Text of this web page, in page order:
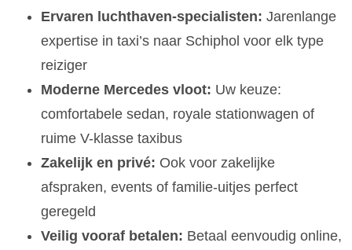
Ervaren luchthaven-specialisten: Jarenlange
expertise in taxi’s naar Schiphol voor elk type
reiziger
Moderne Mercedes vloot: Uw keuze:
comfortabele sedan, royale stationwagen of
ruime V-klasse taxibus
Zakelijk en privé: Ook voor zakelijke
afspraken, events of familie-uitjes perfect
geregeld
Veilig vooraf betalen: Betaal eenvoudig online,